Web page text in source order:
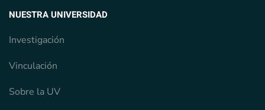
NUESTRA UNIVERSIDAD
Investigación
Vinculación
Sobre la UV